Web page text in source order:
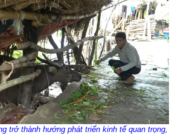
trở thành hướng phát triển kinh tế quan trọng,